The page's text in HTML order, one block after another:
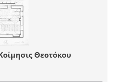
Θεοτόκου